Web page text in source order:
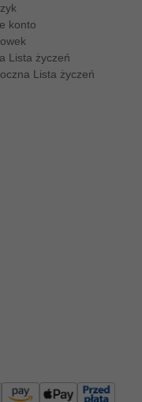
konto
Lista życzeń
Lista życzeń